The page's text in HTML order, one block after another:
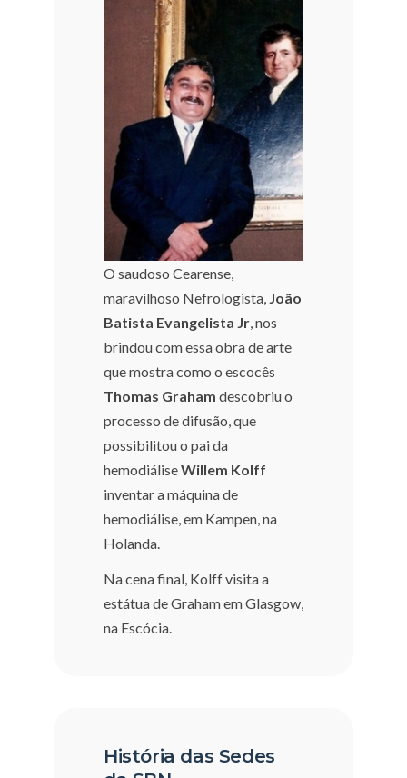
O saudoso Cearense,
maravilhoso Nefrologista, João
Batista Evangelista Jr, nos
brindou com essa obra de arte
que mostra como o escocês
Thomas Graham descobriu o
processo de difusão, que
possibilitou o pai da
hemodiáliseWillem Kolff
inventar a máquina de
hemodiálise, em Kampen, na
Holanda.
Na cena final, Kolff visita a
estátua de Graham em Glasgow,
na Escócia.
História das Sedes